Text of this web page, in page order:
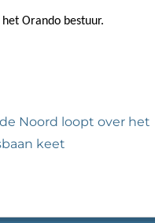
Orando bestuur.
Noord loopt over het
keet